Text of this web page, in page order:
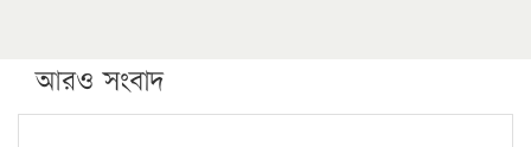
পিএইচডি করছেন কুয়েটের কৃতি…
সারা দেশে বজ্রাঘাতে ১৪ জনের প্রাণহানি
আরও সংবাদ